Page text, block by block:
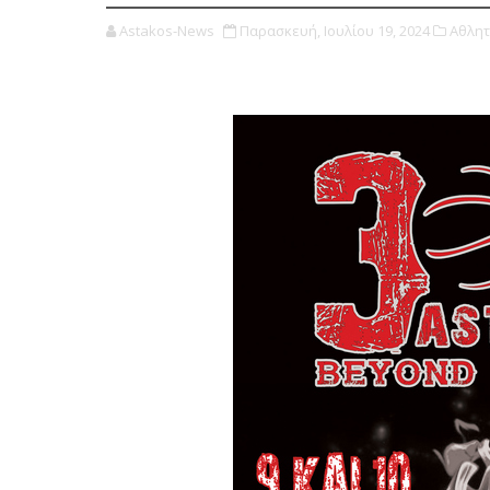
Astakos-News Παρασκευή, Ιουλίου 19, 2024